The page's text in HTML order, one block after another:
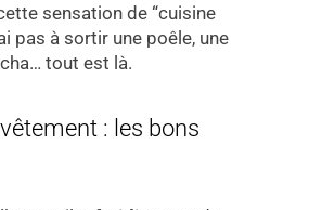
sensation de “cuisine
pas à sortir une poêle, une
tout est là.
: les bons